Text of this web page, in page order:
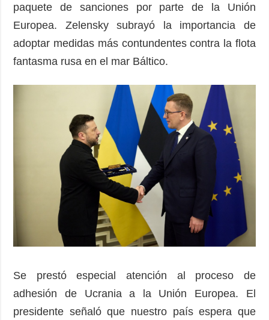
paquete de sanciones por parte de la Unión
Europea. Zelensky subrayó la importancia de
adoptar medidas más contundentes contra la flota
fantasma rusa en el mar Báltico.
Se prestó especial atención al proceso de
adhesión de Ucrania a la Unión Europea. El
presidente señaló que nuestro país espera que